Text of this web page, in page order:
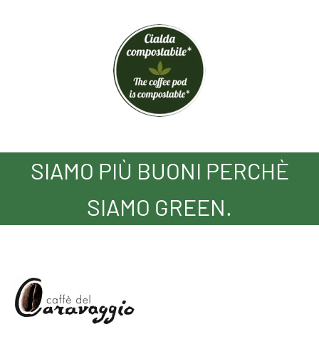
SIAMO PIÙ BUONI PERCHÈ
SIAMO GREEN.